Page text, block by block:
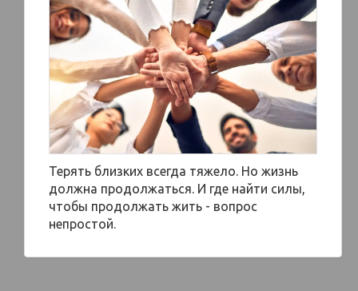
Терять близких всегда тяжело. Но жизнь
должна продолжаться. И где найти силы,
чтобы продолжать жить - вопрос
непростой.